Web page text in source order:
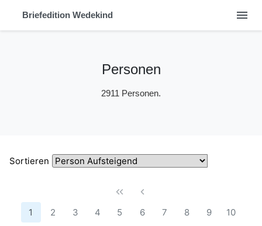
Briefedition Wedekind menu
Personen
2911 Personen.
Sortieren
1 2 3 4 5 6 7 8 9
10